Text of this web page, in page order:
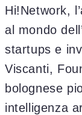
Hi!Network,
al mondo
startups e
Viscanti,
bolognese
intelligenza